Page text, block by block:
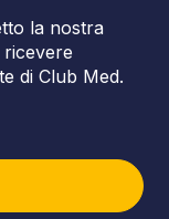
la nostra
di Club Med.